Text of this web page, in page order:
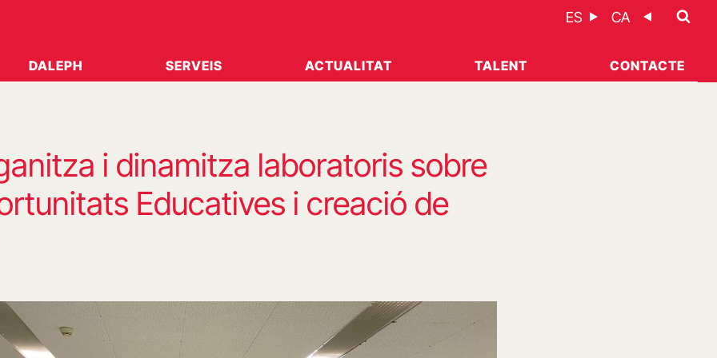
ES CA
DALEPH SERVEIS ACTUALITAT TALENT CONTACTE
i dinamitza laboratoris sobre
Educatives i creació de